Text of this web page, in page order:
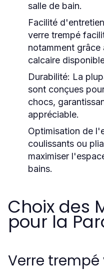
salle de bain.
Facilité
verre trempé
notamment grâce
calcaire
Durabilité: La
sont conçues
chocs,
appréciable.
Optimisation de
coulissants ou
maximiser
bains.
Choix des
pour la
Verre